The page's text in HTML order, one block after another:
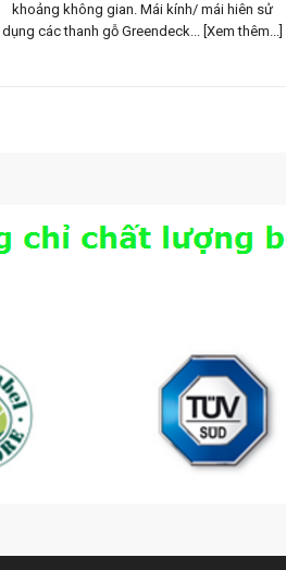
khoảng không gian. Mái kính/ mái hiên sử
dụng các thanh gỗ Greendeck... [Xem thêm...]